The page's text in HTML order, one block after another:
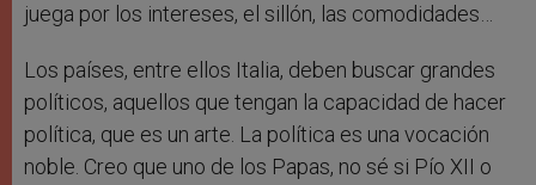
juega por los intereses, el sillón, las comodidades…
Los países, entre ellos Italia, deben buscar grandes
políticos, aquellos que tengan la capacidad de hacer
política, que es un arte. La política es una vocación
noble. Creo que uno de los Papas, no sé si Pío XII o